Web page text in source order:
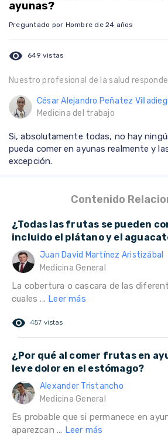
ayunas?
Preguntado por Hombre de 24 años
visibility 649 vistas
Nuestro profesional de la salud responde
César Alejandro Peñatez
Medicina del trabajo
Si, absolutamente todas, no hay
pueda comer en ayunas realmente y
excepción.
Contenido
¿Todas las frutas se pueden
incluido el plátano y el
Juan David Martínez Aristizábal
Medicina General
La cobertura o cascara de las
cuales ... Leer más
remove_red_eye 457 vistas
¿Por qué al comer frutas en
leve dolor en el estómago?
Alexander Tristancho
Medicina General
Es probable que si permanece en
aparezcan ... Leer más